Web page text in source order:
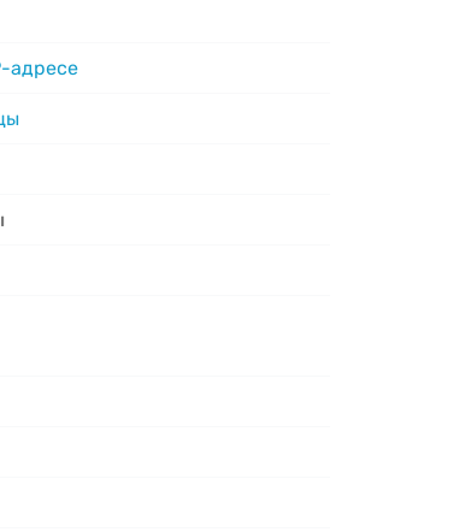
адресе